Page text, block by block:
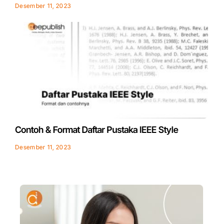
Desember 11, 2023
Contoh & Format Daftar Pustaka IEEE Style
Desember 11, 2023